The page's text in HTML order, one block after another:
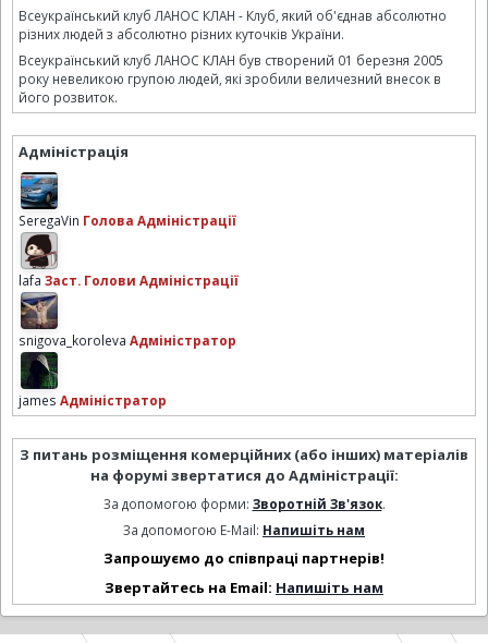
Всеукраїнський клуб ЛАНОС КЛАН - Клуб, який об'єднав абсолютно
різних людей з абсолютно різних куточків України.
Всеукраїнський клуб ЛАНОС КЛАН був створений 01 березня 2005
року невеликою групою людей, які зробили величезний внесок в
його розвиток.
Адміністрація
SeregaVin Голова Адміністрації
lafa Заст. Голови Адміністрації
snigova_koroleva Адміністратор
james Адміністратор
З питань розміщення комерційних (або інших) матеріалів
на форумі звертатися до Адміністрації:
За допомогою форми: Зворотній Зв'язок.
За допомогою E-Mail: Напишіть нам
Запрошуємо до співпраці партнерів!
Звертайтесь на Email: Напишіть нам